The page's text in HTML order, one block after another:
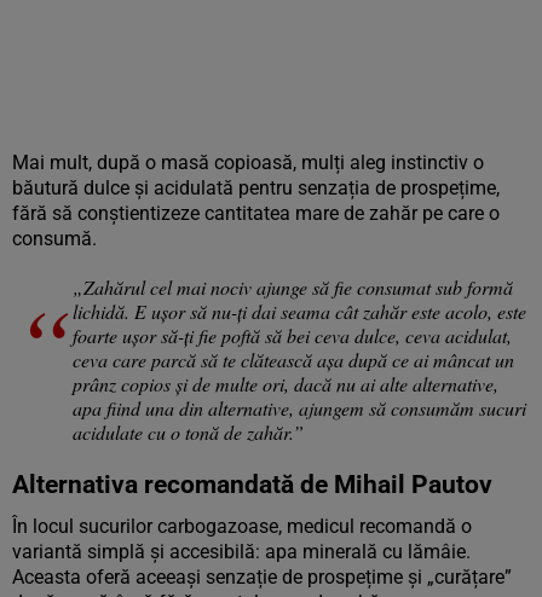
Mai mult, după o masă copioasă, mulți aleg instinctiv o
băutură dulce și acidulată pentru senzația de prospețime,
fără să conștientizeze cantitatea mare de zahăr pe care o
consumă.
„Zahărul cel mai nociv ajunge să fie consumat sub formă
lichidă. E ușor să nu-ți dai seama cât zahăr este acolo, este
foarte ușor să-ți fie poftă să bei ceva dulce, ceva acidulat,
ceva care parcă să te clătească așa după ce ai mâncat un
prânz copios și de multe ori, dacă nu ai alte alternative,
apa fiind una din alternative, ajungem să consumăm sucuri
acidulate cu o tonă de zahăr.”
Alternativa recomandată de Mihail Pautov
În locul sucurilor carbogazoase, medicul recomandă o
variantă simplă și accesibilă: apa minerală cu lămâie.
Aceasta oferă aceeași senzație de prospețime și „curățare”